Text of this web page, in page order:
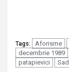
Tags: Aforisme
decembrie 1989
patapievici